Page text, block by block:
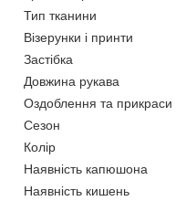
Тип тканини
Візерунки і принти
Застібка
Довжина рукава
Оздоблення та прикраси
Сезон
Колір
Наявність капюшона
Наявність кишень